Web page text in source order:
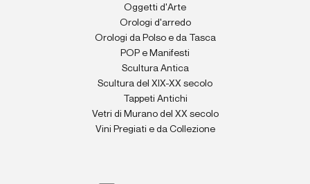
Oggetti d'Arte
Orologi d'arredo
Orologi da Polso e da Tasca
POP e Manifesti
Scultura Antica
Scultura del XIX-XX secolo
Tappeti Antichi
Vetri di Murano del XX secolo
Vini Pregiati e da Collezione